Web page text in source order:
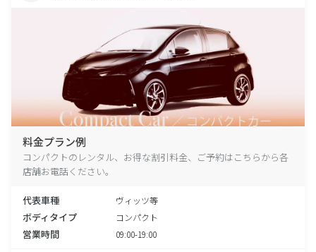
料金プラン例
コンパクトのレンタル、お得な割引料金、ご予約はこちらから各
店舗お電話ください。
代表車種 ヴィッツ等
ボディタイプ コンパクト
営業時間 09:00-19:00